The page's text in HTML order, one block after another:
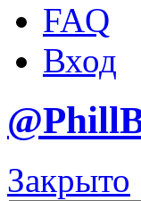
FAQ
Вход
Закрыто